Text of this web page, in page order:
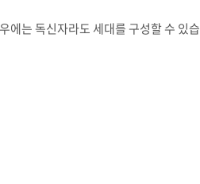
에는 독신자라도 세대를 구성할 수 있습